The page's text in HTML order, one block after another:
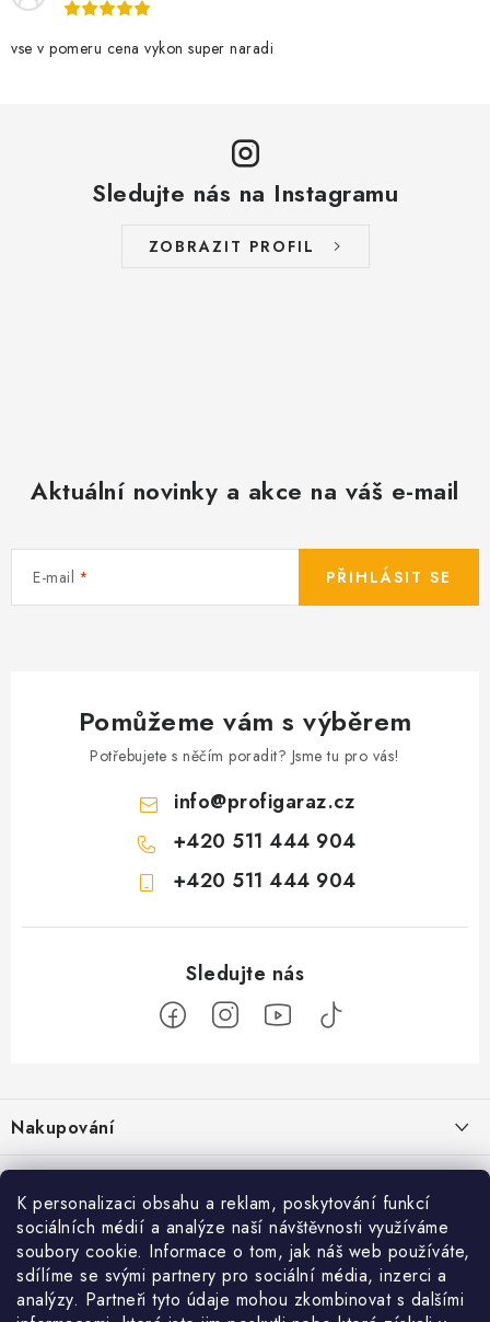
K personalizaci obsahu a reklam, poskytování funkcí
sociálních médií a analýze naší návštěvnosti využíváme
soubory cookie. Informace o tom, jak náš web používáte,
sdílíme se svými partnery pro sociální média, inzerci a
analýzy. Partneři tyto údaje mohou zkombinovat s dalšími
v
vse v pomeru cena vykon super naradi
Sledujte nás na Instagramu
ZOBRAZIT PROFIL
Aktuální novinky a akce na váš e-mail
E-mail PŘIHLÁSIT SE
Pomůžeme vám s výběrem
Potřebujete s něčím poradit? Jsme tu pro vás!
info@profigaraz.cz
+420 511 444 904
+420 511 444 904
p
a
Nakupování
Jak nakupovat
Obchodní podmínky
Doprava a platba
Cookies
Reklamace / vrácení zboží
Použití Dárkové poukázky
O nás
Kontakty
Služby